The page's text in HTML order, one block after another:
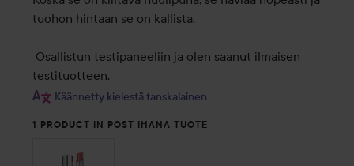
tuohon hintaan se on kallista.
testituotteen.
Käännetty kielestä tanskalainen
1 PRODUCT IN POST IHANA TUOTE